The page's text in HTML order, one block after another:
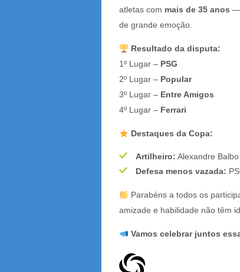
atletas com mais de 35 anos —
de grande emoção.
Resultado da disputa:
1º Lugar – PSG
2º Lugar – Popular
3º Lugar – Entre Amigos
4º Lugar – Ferrari
Destaques da Copa:
Artilheiro: Alexandre
Defesa menos vazada:
Parabéns a todos os
amizade e habilidade não têm
Vamos celebrar juntos